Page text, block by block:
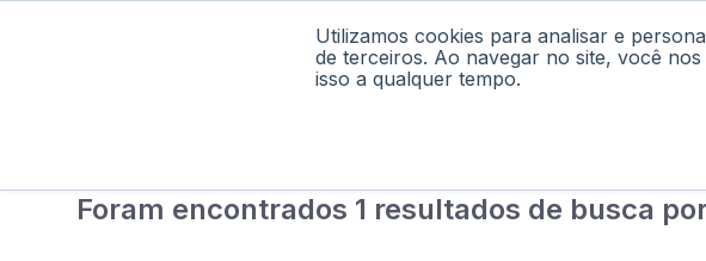
Utilizamos cookies para analisar e
de terceiros. Ao navegar no site, você
isso a qualquer tempo.
Home Podcast Materiais
Foram encontrados 1 resultados de busca